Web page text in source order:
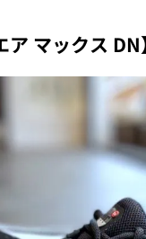
マックス DN